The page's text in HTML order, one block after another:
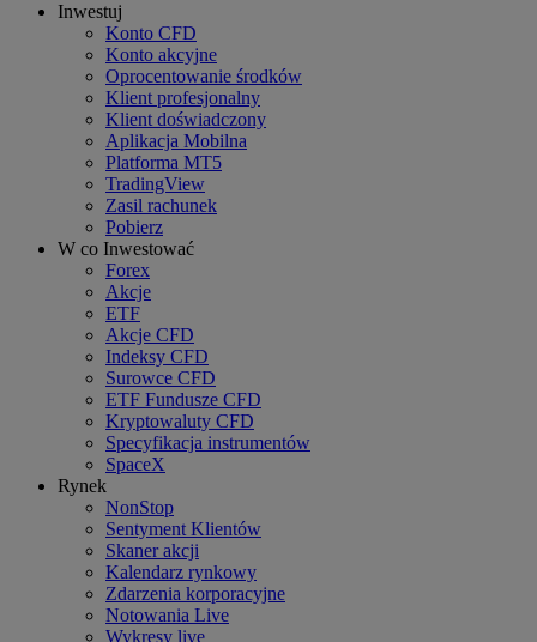
Inwestuj
Konto CFD
Konto akcyjne
Oprocentowanie środków
Klient profesjonalny
Klient doświadczony
Aplikacja Mobilna
Platforma MT5
TradingView
Zasil rachunek
Pobierz
W co Inwestować
Forex
Akcje
ETF
Akcje CFD
Indeksy CFD
Surowce CFD
ETF Fundusze CFD
Kryptowaluty CFD
Specyfikacja instrumentów
SpaceX
Rynek
NonStop
Sentyment Klientów
Skaner akcji
Kalendarz rynkowy
Zdarzenia korporacyjne
Notowania Live
Wykresy live